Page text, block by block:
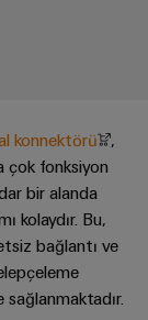
konnektörü
,
çok fonksiyon
bir alanda
kolaydır. Bu,
bağlantı ve
sağlanmaktadır.